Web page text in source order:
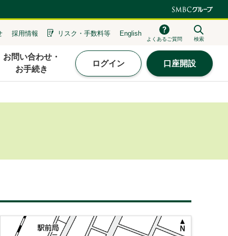
採用情報 リスク・ 手数料等 English
よくあるご質問 検索
お問い合わせ・
お手続き
ログイン 口座開設